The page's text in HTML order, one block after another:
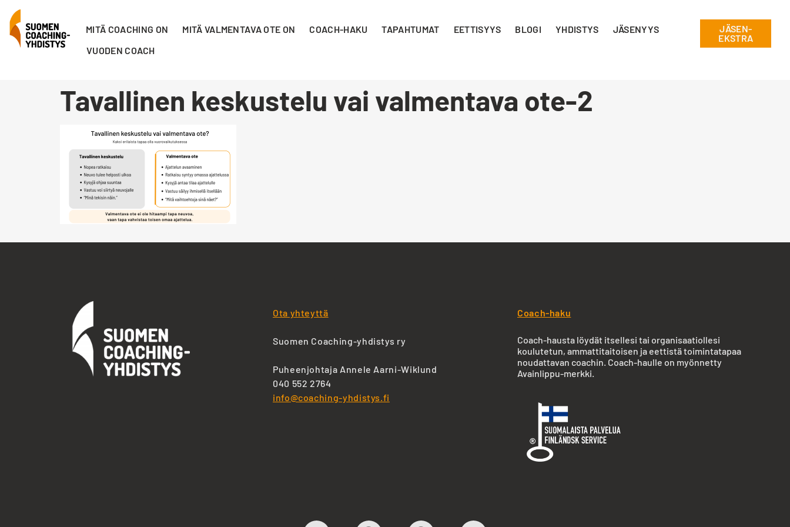
MITÄ COACHING ON MITÄ VALMENTAVA OTE ON COACH-HAKU TAPAHTUMAT EETTISYYS BLOGI YHDISTYS
JÄSENYYS
VUODEN COACH
JÄSEN-
EKSTRA
Tavallinen keskustelu vai valmentava ote-2
Ota yhteyttä
Suomen Coaching-yhdistys ry
Puheenjohtaja Annele Aarni-Wiklund
040 552 2764
info@coaching-yhdistys.fi
Coach-haku
Coach-hausta löydät itsellesi tai organisaatiollesi
koulutetun, ammattitaitoisen ja eettistä toimintatapaa
noudattavan coachin. Coach-haulle on myönnetty
Avainlippu-merkki.